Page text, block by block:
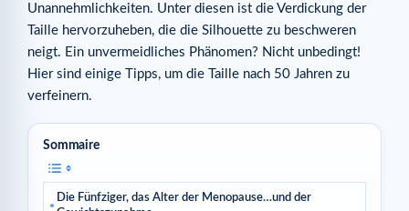
Unannehmlichkeiten. Unter diesen ist die Verdickung der
Taille hervorzuheben, die die Silhouette zu beschweren
neigt. Ein unvermeidliches Phänomen? Nicht unbedingt!
Hier sind einige Tipps, um die Taille nach 50 Jahren zu
verfeinern.
Sommaire
Die Fünfziger, das Alter der Menopause…und der